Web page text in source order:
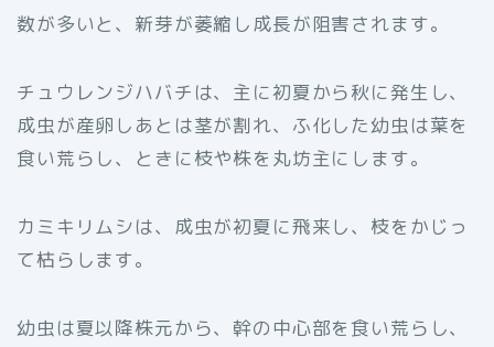
数が多いと、新芽が萎縮し成長が阻害されます。
チュウレンジハバチは、主に初夏から秋に発生し、
成虫が産卵しあとは茎が割れ、ふ化した幼虫は葉を
食い荒らし、ときに枝や株を丸坊主にします。
カミキリムシは、成虫が初夏に飛来し、枝をかじっ
て枯らします。
幼虫は夏以降株元から、幹の中心部を食い荒らし、